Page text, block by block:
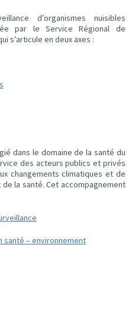
d’organismes nuisibles
par le Service Régional de
s’articule en deux axes :
dans le domaine de la santé du
des acteurs publics et privés
changements climatiques et de
la santé. Cet accompagnement
santé – environnement